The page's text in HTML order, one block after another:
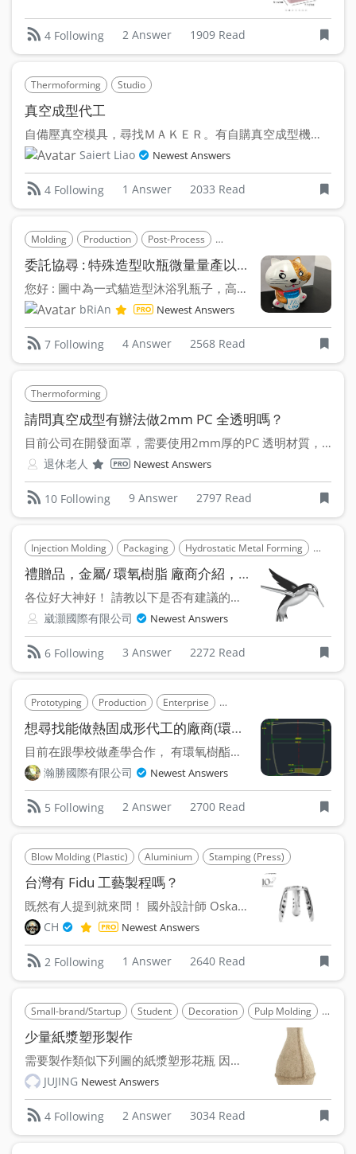
4 Following 2 Answer 1909 Read
Thermoforming Studio
真空成型代工
自備壓真空模具，尋找ＭＡＫＥＲ。有自購真空成型機。可接小量單
Saiert Liao Newest Answers
4 Following 1 Answer 2033 Read
Molding Production Post-Process Blow Molding (Plastic)
委託協尋 : 特殊造型吹瓶微量量產以及表面塗裝
您好 : 圖中為一式貓造型沐浴乳瓶子，高約 130mm，...
bRiAn Newest Answers
7 Following 4 Answer 2568 Read
Thermoforming
請問真空成型有辦法做2mm PC 全透明嗎？
目前公司在開發面罩，需要使用2mm厚的PC 透明材質，目前看...
退休老人 Newest Answers
10 Following 9 Answer 2797 Read
Injection Molding Packaging Hydrostatic Metal Forming
禮贈品，金屬/ 環氧樹脂 廠商介紹，感謝！
各位好大神好！ 請教以下是否有建議的廠商，謝謝 1.金屬...
崴灝國際有限公司 Newest Answers
6 Following 3 Answer 2272 Read
Prototyping Production Enterprise Small-brand/Startup
想尋找能做熱固成形代工的廠商(環氧樹酯複合材料)
目前在跟學校做產學合作， 有環氧樹酯複合材的需求，使用熱...
瀚勝國際有限公司 Newest Answers
5 Following 2 Answer 2700 Read
Blow Molding (Plastic) Aluminium Stamping (Press)
台灣有 Fidu 工藝製程嗎？
既然有人提到就來問！ 國外設計師 Oskar Zieta...
CH Newest Answers
2 Following 1 Answer 2640 Read
Small-brand/Startup Student Decoration Pulp Molding Paper
少量紙漿塑形製作
需要製作類似下列圖的紙漿塑形花瓶 因為脫模問題，目前設定...
JUJING Newest Answers
4 Following 2 Answer 3034 Read